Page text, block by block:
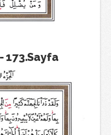
173.Sayfa